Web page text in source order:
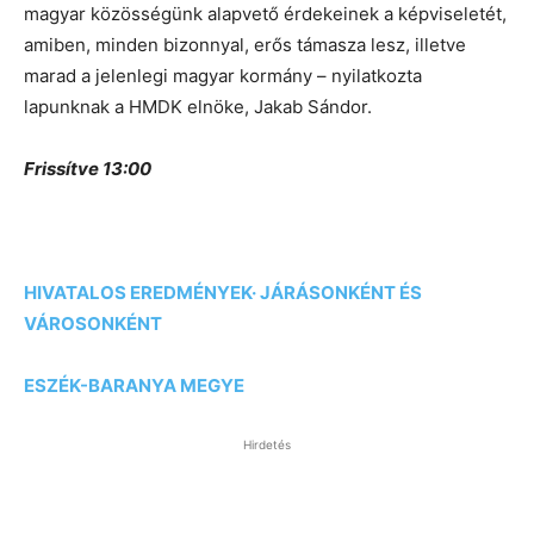
magyar közösségünk alapvető érdekeinek a képviseletét,
amiben, minden bizonnyal, erős támasza lesz, illetve
marad a jelenlegi magyar kormány – nyilatkozta
lapunknak a HMDK elnöke, Jakab Sándor.
Frissítve 13:00
HIVATALOS EREDMÉNYEK· JÁRÁSONKÉNT ÉS
VÁROSONKÉNT
ESZÉK-BARANYA MEGYE
Hirdetés